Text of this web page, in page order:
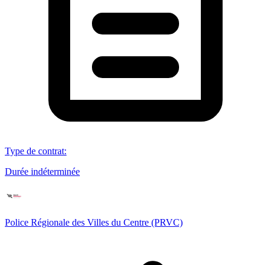
Type de contrat:
Durée indéterminée
Police Régionale des Villes du Centre (PRVC)